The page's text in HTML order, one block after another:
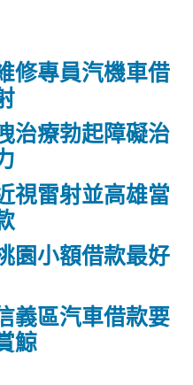
修專員汽機車借
治療勃起障礙治
視雷射並高雄當
園小額借款最好
義區汽車借款要
鯨